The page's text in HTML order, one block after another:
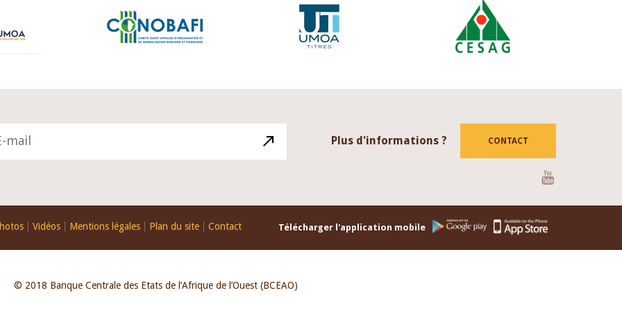
Plus d'informations ? CONTACT
Vidéos Mentions légales Plan du site Contact Télécharger l'application mobile
© 2018 Banque Centrale des Etats de l’Afrique de l’Ouest (BCEAO)